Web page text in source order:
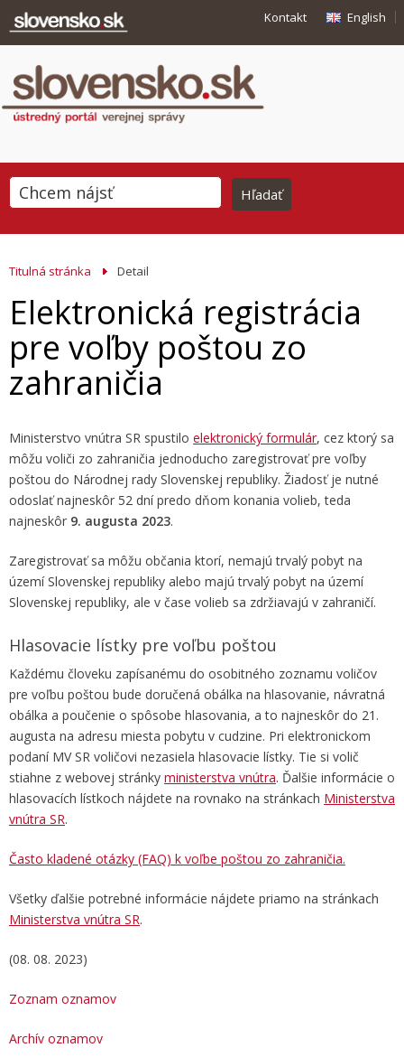
Kontakt English
Titulná stránka Detail
Elektronická registrácia
pre voľby poštou zo
zahraničia
Ministerstvo vnútra SR spustilo elektronický formulár, cez ktorý sa
môžu voliči zo zahraničia jednoducho zaregistrovať pre voľby
poštou do Národnej rady Slovenskej republiky. Žiadosť je nutné
odoslať najneskôr 52 dní predo dňom konania volieb, teda
najneskôr 9. augusta 2023.
Zaregistrovať sa môžu občania ktorí, nemajú trvalý pobyt na
území Slovenskej republiky alebo majú trvalý pobyt na území
Slovenskej republiky, ale v čase volieb sa zdržiavajú v zahraničí.
Hlasovacie lístky pre voľbu poštou
Každému človeku zapísanému do osobitného zoznamu voličov
pre voľbu poštou bude doručená obálka na hlasovanie, návratná
obálka a poučenie o spôsobe hlasovania, a to najneskôr do 21.
augusta na adresu miesta pobytu v cudzine. Pri elektronickom
podaní MV SR voličovi nezasiela hlasovacie lístky. Tie si volič
stiahne z webovej stránky ministerstva vnútra. Ďalšie informácie o
hlasovacích lístkoch nájdete na rovnako na stránkach Ministerstva
vnútra SR.
Často kladené otázky (FAQ) k voľbe poštou zo zahraničia.
Všetky ďalšie potrebné informácie nájdete priamo na stránkach
Ministerstva vnútra SR.
(08. 08. 2023)
Zoznam oznamov
Archív oznamov